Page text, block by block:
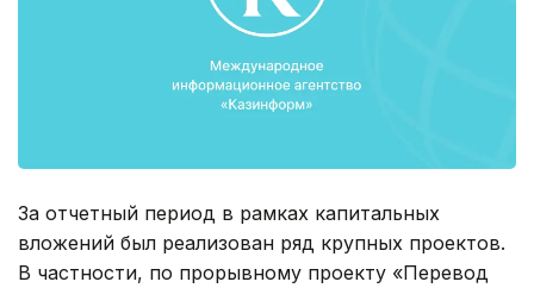
За отчетный период в рамках капитальных
вложений был реализован ряд крупных проектов.
В частности, по прорывному проекту «Перевод